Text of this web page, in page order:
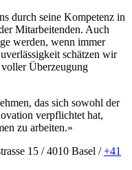
durch seine Kompetenz in
Mitarbeitenden. Auch
werden, wenn immer
schätzen wir
Überzeugung
das sich sowohl der
verpflichtet hat,
zu arbeiten.»
15 / 4010 Basel /+41